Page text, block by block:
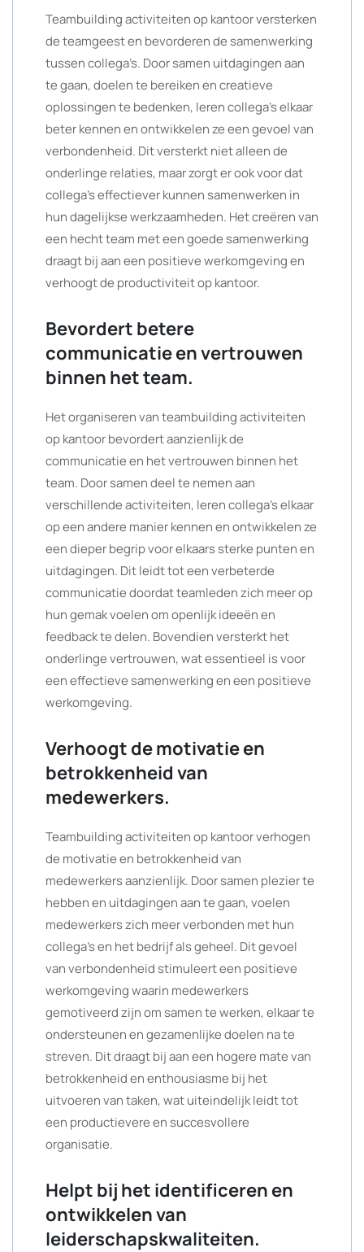
Teambuilding activiteiten op kantoor versterken
de teamgeest en bevorderen de samenwerking
tussen collega’s. Door samen uitdagingen aan
te gaan, doelen te bereiken en creatieve
oplossingen te bedenken, leren collega’s elkaar
beter kennen en ontwikkelen ze een gevoel van
verbondenheid. Dit versterkt niet alleen de
onderlinge relaties, maar zorgt er ook voor dat
collega’s effectiever kunnen samenwerken in
hun dagelijkse werkzaamheden. Het creëren van
een hecht team met een goede samenwerking
draagt bij aan een positieve werkomgeving en
verhoogt de productiviteit op kantoor.
Bevordert betere
communicatie en vertrouwen
binnen het team.
Het organiseren van teambuilding activiteiten
op kantoor bevordert aanzienlijk de
communicatie en het vertrouwen binnen het
team. Door samen deel te nemen aan
verschillende activiteiten, leren collega’s elkaar
op een andere manier kennen en ontwikkelen ze
een dieper begrip voor elkaars sterke punten en
uitdagingen. Dit leidt tot een verbeterde
communicatie doordat teamleden zich meer op
hun gemak voelen om openlijk ideeën en
feedback te delen. Bovendien versterkt het
onderlinge vertrouwen, wat essentieel is voor
een effectieve samenwerking en een positieve
werkomgeving.
Verhoogt de motivatie en
betrokkenheid van
medewerkers.
Teambuilding activiteiten op kantoor verhogen
de motivatie en betrokkenheid van
medewerkers aanzienlijk. Door samen plezier te
hebben en uitdagingen aan te gaan, voelen
medewerkers zich meer verbonden met hun
collega’s en het bedrijf als geheel. Dit gevoel
van verbondenheid stimuleert een positieve
werkomgeving waarin medewerkers
gemotiveerd zijn om samen te werken, elkaar te
ondersteunen en gezamenlijke doelen na te
streven. Dit draagt bij aan een hogere mate van
betrokkenheid en enthousiasme bij het
uitvoeren van taken, wat uiteindelijk leidt tot
een productievere en succesvollere
organisatie.
Helpt bij het identificeren en
ontwikkelen van
leiderschapskwaliteiten.